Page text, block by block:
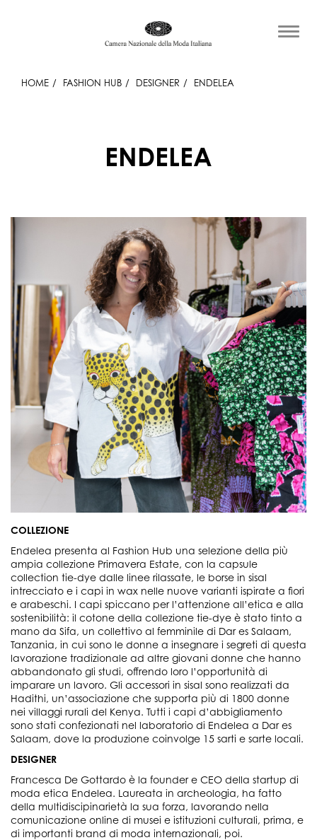
HOME FASHION HUB DESIGNER ENDELEA
ENDELEA
COLLEZIONE
Endelea presenta al Fashion Hub una selezione della più
ampia collezione Primavera Estate, con la capsule
collection tie-dye dalle linee rilassate, le borse in sisal
intrecciato e i capi in wax nelle nuove varianti ispirate a fiori
e arabeschi. I capi spiccano per l’attenzione all’etica e alla
sostenibilità: il cotone della collezione tie-dye è stato tinto a
mano da Sifa, un collettivo al femminile di Dar es Salaam,
Tanzania, in cui sono le donne a insegnare i segreti di questa
lavorazione tradizionale ad altre giovani donne che hanno
abbandonato gli studi, offrendo loro l’opportunità di
imparare un lavoro. Gli accessori in sisal sono realizzati da
Hadithi, un’associazione che supporta più di 1800 donne
nei villaggi rurali del Kenya. Tutti i capi d’abbigliamento
sono stati confezionati nel laboratorio di Endelea a Dar es
Salaam, dove la produzione coinvolge 15 sarti e sarte locali.
DESIGNER
Francesca De Gottardo è la founder e CEO della startup di
moda etica Endelea. Laureata in archeologia, ha fatto
della multidiscipinarietà la sua forza, lavorando nella
comunicazione online di musei e istituzioni culturali, prima, e
di importanti brand di moda internazionali, poi.